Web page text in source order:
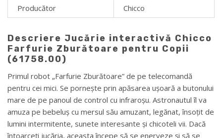
Producător
Chicco
Descriere Jucărie interactivă Chicco
Farfurie Zburătoare pentru Copii
(61758.00)
Primul robot „Farfurie Zburătoare” de pe telecomandă
pentru cei mici. Se pornește prin apăsarea ușoară a butonului
mare de pe panoul de control cu ​​infraroșu. Astronautul îl va
amuza pe bebeluș cu mersul său amuzant, legănat, însoțit de
lumini intermitente, sunete interesante și chicoteli vii. Dacă
întoarceți jucăria, aceasta începe să se enerveze și să se